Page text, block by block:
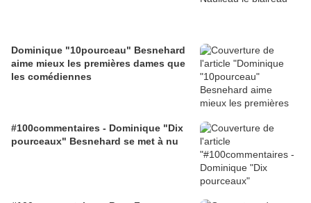
Dominique "10pourceau" Besnehard
aime mieux les premières dames que
les comédiennes
#100commentaires - Dominique "Dix
pourceaux" Besnehard se met à nu